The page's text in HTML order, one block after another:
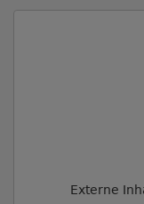
Externe